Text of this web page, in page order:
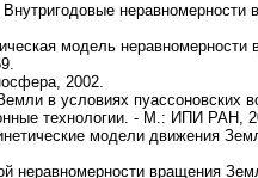
неравномерности
модель неравномерности
2002.
в условиях пуассоновских
технологии. - М.: ИПИ РАН,
модели движения
неравномерности вращения